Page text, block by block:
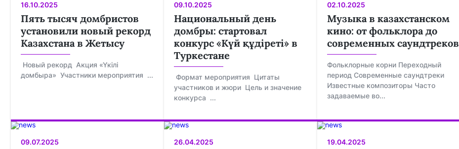
16.10.2025
Пять тысяч домбристов
установили новый рекорд
Казахстана в Жетысу
Новый рекорд Акция «Үкілі
домбыра» Участники мероприятия ...
09.10.2025
Национальный день
домбры: стартовал
конкурс «Күй құдіреті» в
Туркестане
Формат мероприятия Цитаты
участников и жюри Цель и значение
конкурса ...
02.10.2025
Музыка в казахстанском
кино: от фольклора до
современных саундтреков
Фольклорные корни Переходный
период Современные саундтреки
Известные композиторы Часто
задаваемые во...
09.07.2025 26.04.2025 19.04.2025